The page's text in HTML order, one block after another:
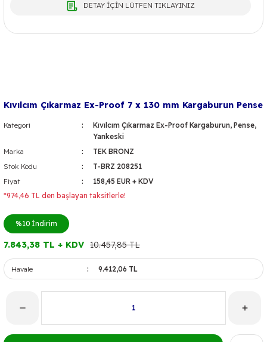
DETAY İÇİN LÜTFEN TIKLAYINIZ
Kıvılcım Çıkarmaz Ex-Proof 7 x 130 mm Kargaburun Pense
Kategori
Kıvılcım Çıkarmaz Ex-Proof Kargaburun, Pense,
Yankeski
Marka
TEK BRONZ
Stok Kodu
T-BRZ 208251
Fiyat
158,45 EUR + KDV
*974,46 TL den başlayan taksitlerle!
%10 İndirim
7.843,38 TL + KDV 10.457,85 TL
Havale 9.412,06 TL